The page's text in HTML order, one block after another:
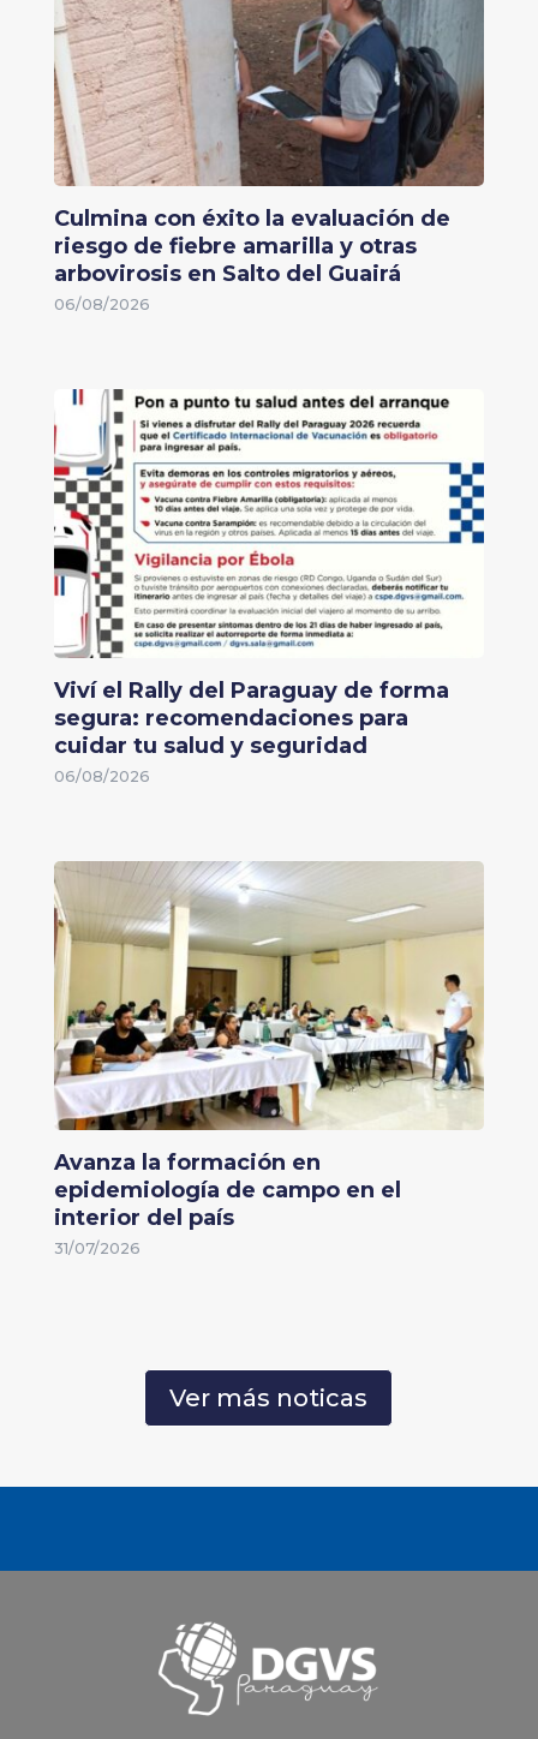
Culmina con éxito la evaluación de
riesgo de fiebre amarilla y otras
arbovirosis en Salto del Guairá
06/08/2026
Viví el Rally del Paraguay de forma
segura: recomendaciones para
cuidar tu salud y seguridad
06/08/2026
Avanza la formación en
epidemiología de campo en el
interior del país
31/07/2026
Ver más noticas